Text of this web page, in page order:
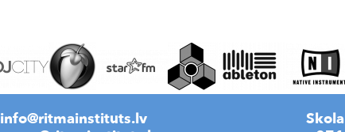
info@ritmainstituts.lv